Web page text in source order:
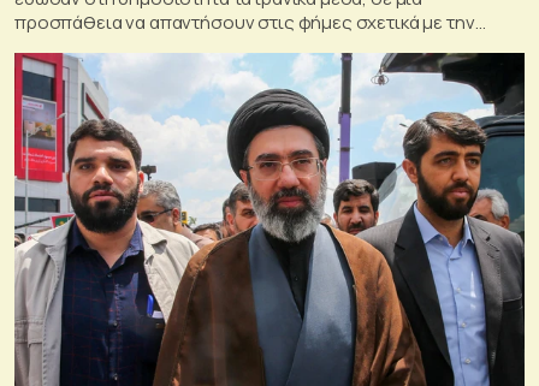
προσπάθεια να απαντήσουν στις φήμες σχετικά με την
κατάσταση της υγείας του